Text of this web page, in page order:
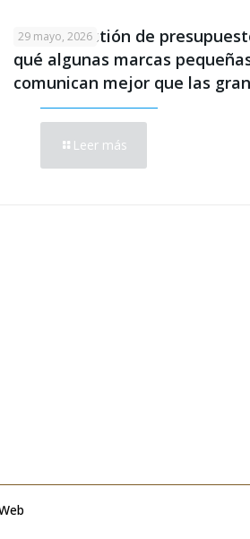
29 mayo, 2026
No es cuestión de
qué algunas marcas
comunican mejor que las
Leer más